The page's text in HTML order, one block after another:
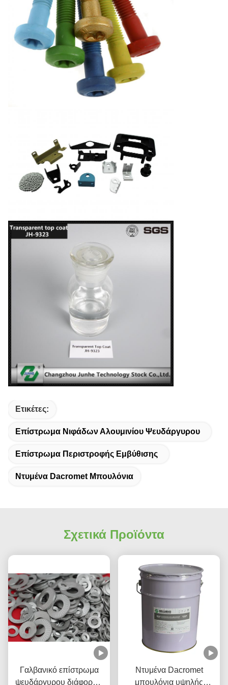
Ετικέτες:
Επίστρωμα Νιφάδων Αλουμινίου Ψευδάργυρου
Επίστρωμα Περιστροφής Εμβύθισης
Ντυμένα Dacromet Μπουλόνια
Σχετικά Προϊόντα
Γαλβανικό επίστρωμα
ψευδάργυρου διάφορων
Ντυμένα Dacromet
μπουλόνια υψηλής